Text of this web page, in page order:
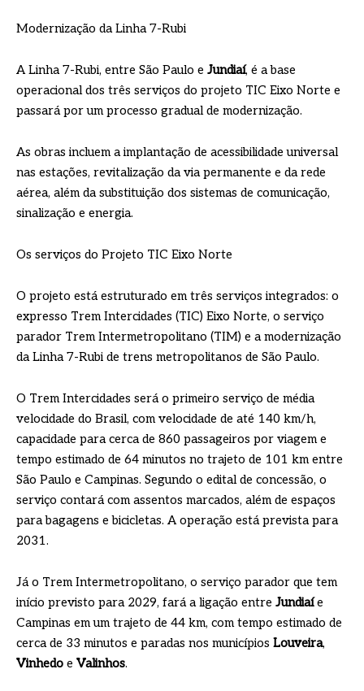
Modernização da Linha 7-Rubi
A Linha 7-Rubi, entre São Paulo e Jundiaí, é a base
operacional dos três serviços do projeto TIC Eixo Norte e
passará por um processo gradual de modernização.
As obras incluem a implantação de acessibilidade universal
nas estações, revitalização da via permanente e da rede
aérea, além da substituição dos sistemas de comunicação,
sinalização e energia.
Os serviços do Projeto TIC Eixo Norte
O projeto está estruturado em três serviços integrados: o
expresso Trem Intercidades (TIC) Eixo Norte, o serviço
parador Trem Intermetropolitano (TIM) e a modernização
da Linha 7-Rubi de trens metropolitanos de São Paulo.
O Trem Intercidades será o primeiro serviço de média
velocidade do Brasil, com velocidade de até 140 km/h,
capacidade para cerca de 860 passageiros por viagem e
tempo estimado de 64 minutos no trajeto de 101 km entre
São Paulo e Campinas. Segundo o edital de concessão, o
serviço contará com assentos marcados, além de espaços
para bagagens e bicicletas. A operação está prevista para
2031.
Já o Trem Intermetropolitano, o serviço parador que tem
início previsto para 2029, fará a ligação entre Jundiaíe
Campinas em um trajeto de 44 km, com tempo estimado de
cerca de 33 minutos e paradas nos municípios Louveira,
Vinhedo e Valinhos.